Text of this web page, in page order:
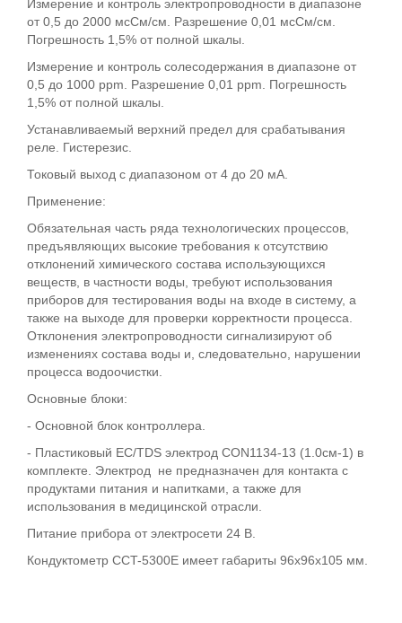
Измерение и контроль электропроводности в диапазоне
от 0,5 до 2000 мсСм/см. Разрешение 0,01 мсСм/см.
Погрешность 1,5% от полной шкалы.
Измерение и контроль солесодержания в диапазоне от
0,5 до 1000 ppm. Разрешение 0,01 ppm. Погрешность
1,5% от полной шкалы.
Устанавливаемый верхний предел для срабатывания
реле. Гистерезис.
Токовый выход с диапазоном от 4 до 20 мА.
Применение:
Обязательная часть ряда технологических процессов,
предъявляющих высокие требования к отсутствию
отклонений химического состава использующихся
веществ, в частности воды, требуют использования
приборов для тестирования воды на входе в систему, а
также на выходе для проверки корректности процесса.
Отклонения электропроводности сигнализируют об
изменениях состава воды и, следовательно, нарушении
процесса водоочистки.
Основные блоки:
- Основной блок контроллера.
- Пластиковый EC/TDS электрод CON1134-13 (1.0см-1) в
комплекте. Электрод не предназначен для контакта с
продуктами питания и напитками, а также для
использования в медицинской отрасли.
Питание прибора от электросети 24 В.
Кондуктометр CCT-5300E имеет габариты 96х96х105 мм.